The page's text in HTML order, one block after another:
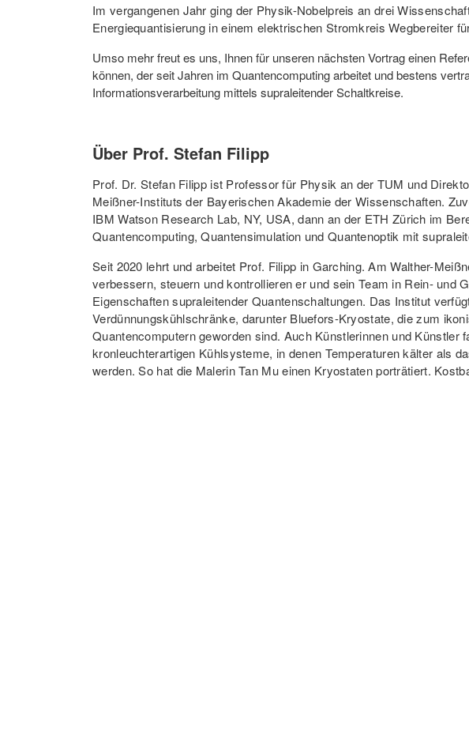
Im vergangenen Jahr ging der Physik-Nobelpreis an drei
Energiequantisierung in einem elektrischen Stromkreis Wegbereiter
Umso mehr freut es uns, Ihnen für unseren nächsten Vortrag einen
können, der seit Jahren im Quantencomputing arbeitet und bestens
Informationsverarbeitung mittels supraleitender Schaltkreise.
Über Prof. Stefan Filipp
Prof. Dr. Stefan Filipp ist Professor für Physik an der TUM und
Meißner-Instituts der Bayerischen Akademie der Wissenschaften.
IBM Watson Research Lab, NY, USA, dann an der ETH Zürich im
Quantencomputing, Quantensimulation und Quantenoptik mit
Seit 2020 lehrt und arbeitet Prof. Filipp in Garching. Am Walther-
verbessern, steuern und kontrollieren er und sein Team in Rein- und
Eigenschaften supraleitender Quantenschaltungen. Das Institut
Verdünnungskühlschränke, darunter Bluefors-Kryostate, die zum
Quantencomputern geworden sind. Auch Künstlerinnen und Künstler
kronleuchterartigen Kühlsysteme, in denen Temperaturen kälter als
werden. So hat die Malerin Tan Mu einen Kryostaten porträtiert.